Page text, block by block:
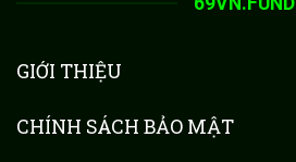
GIỚI THIỆU
CHÍNH SÁCH BẢO MẬT